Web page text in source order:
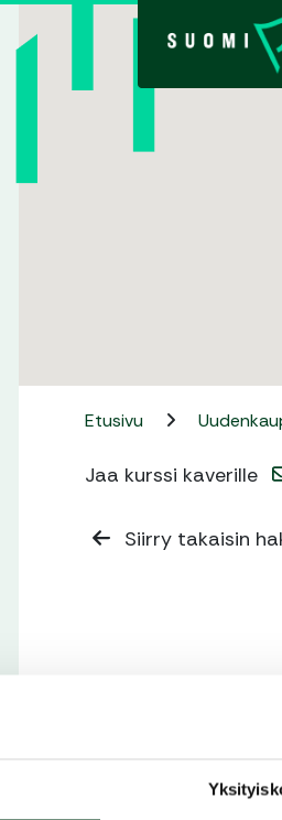
Etusivu
Jaa kurssi kaverille
Siirry takaisin